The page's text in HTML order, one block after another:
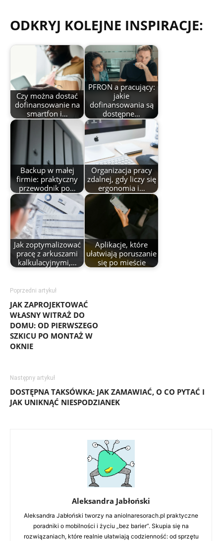
ODKRYJ KOLEJNE INSPIRACJE:
Czy można dostać
dofinansowanie na
smartfon i…
PFRON a pracujący:
jakie
dofinansowania są
dostępne…
Backup w małej
firmie: praktyczny
przewodnik po…
Organizacja pracy
zdalnej, gdy liczy się
ergonomia i…
Jak zoptymalizować
pracę z arkuszami
kalkulacyjnymi,…
Aplikacje, które
ułatwiają poruszanie
się po mieście
Poprzedni artykuł
JAK ZAPROJEKTOWAĆ
WŁASNY WITRAŻ DO
DOMU: OD PIERWSZEGO
SZKICU PO MONTAŻ W
OKNIE
Następny artykuł
DOSTĘPNA TAKSÓWKA: JAK ZAMAWIAĆ, O CO PYTAĆ I
JAK UNIKNĄĆ NIESPODZIANEK
Aleksandra Jabłoński
Aleksandra Jabłoński tworzy na aniolnaresorach.pl praktyczne
poradniki o mobilności i życiu „bez barier”. Skupia się na
rozwiązaniach, które realnie ułatwiają codzienność: od sprzętu